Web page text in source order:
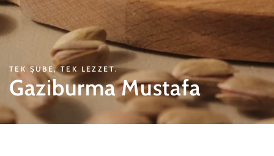
TEK ŞUBE, TEK LEZZET.
GaziburmaMustafa